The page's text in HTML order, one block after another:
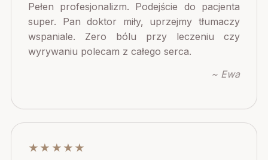
Pełen profesjonalizm. Podejście do pacjenta
super. Pan doktor miły, uprzejmy tłumaczy
wspaniale. Zero bólu przy leczeniu czy
wyrywaniu polecam z całego serca.
~ Ewa
★★★★★